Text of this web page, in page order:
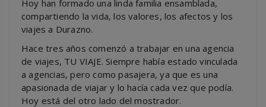
Hoy han formado una linda familia ensamblada,
compartiendo la vida, los valores, los afectos y los
viajes a Durazno.
Hace tres años comenzó a trabajar en una agencia
de viajes, TU VIAJE. Siempre había estado vinculada
a agencias, pero como pasajera, ya que es una
apasionada de viajar y lo hacía cada vez que podía.
Hoy está del otro lado del mostrador.